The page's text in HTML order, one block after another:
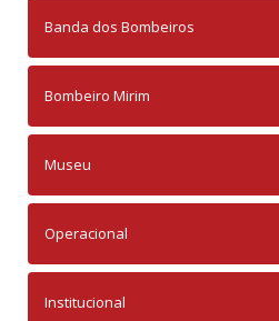
Banda dos Bombeiros
Bombeiro Mirim
Museu
Operacional
Institucional